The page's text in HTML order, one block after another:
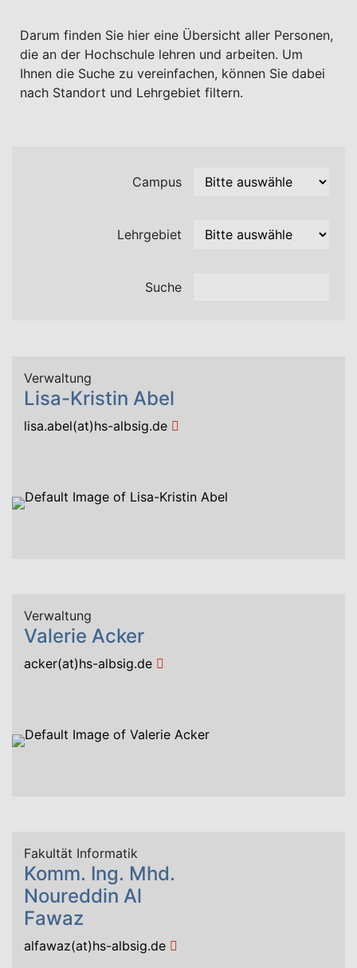
Darum finden Sie hier eine Übersicht aller Personen,
die an der Hochschule lehren und arbeiten. Um
Ihnen die Suche zu vereinfachen, können Sie dabei
nach Standort und Lehrgebiet filtern.
Campus
Lehrgebiet
Suche
Verwaltung
Lisa-Kristin Abel
lisa.abel(at)hs-albsig.de
Verwaltung
Valerie Acker
acker(at)hs-albsig.de
Fakultät Informatik
Komm. Ing. Mhd.
Noureddin Al
Fawaz
alfawaz(at)hs-albsig.de